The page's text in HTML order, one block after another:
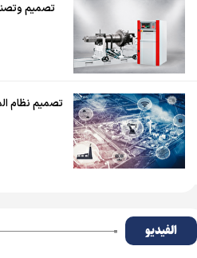
تصميم
تصميم نظام
الفیدیو